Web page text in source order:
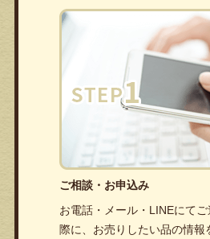
ご相談・お申込み
お電話・メール・LINEにて
際に、お売りしたい品の情報